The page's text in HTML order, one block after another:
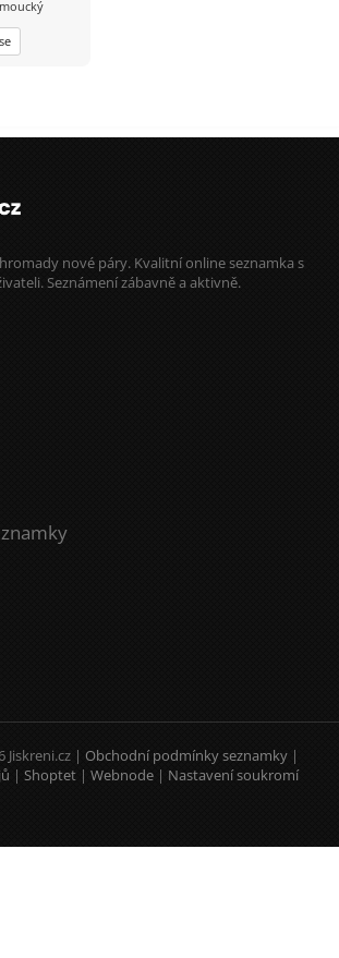
nové páry. Kvalitní online seznamka s
Seznámení zábavně a aktivně.
Jiskreni.cz | Obchodní podmínky seznamky |
| Shoptet | Webnode | Nastavení soukromí